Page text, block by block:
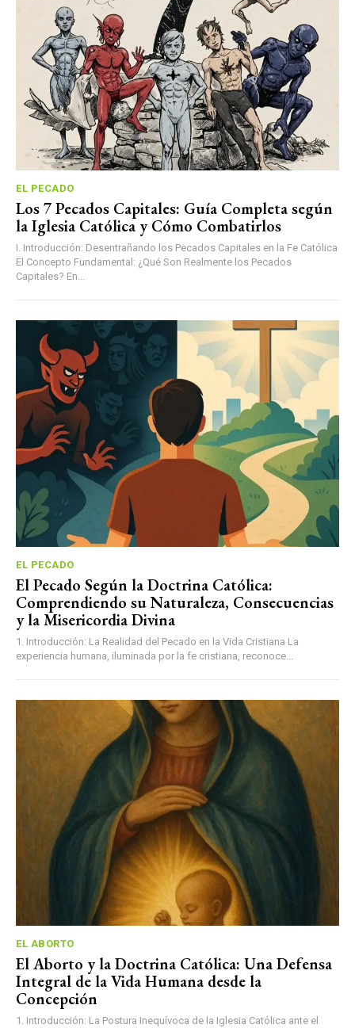
EL PECADO
Los 7 Pecados Capitales: Guía Completa según
la Iglesia Católica y Cómo Combatirlos
I. Introducción: Desentrañando los Pecados Capitales en la Fe Católica
El Concepto Fundamental: ¿Qué Son Realmente los Pecados
Capitales? En...
EL PECADO
El Pecado Según la Doctrina Católica:
Comprendiendo su Naturaleza, Consecuencias
y la Misericordia Divina
1. Introducción: La Realidad del Pecado en la Vida Cristiana La
experiencia humana, iluminada por la fe cristiana, reconoce...
EL ABORTO
El Aborto y la Doctrina Católica: Una Defensa
Integral de la Vida Humana desde la
Concepción
1. Introducción: La Postura Inequívoca de la Iglesia Católica ante el